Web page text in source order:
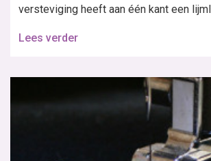
versteviging heeft aan één kant een
Lees verder